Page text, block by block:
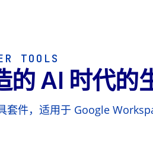
TOOLS
AI 时代的
套件，适用于 Google